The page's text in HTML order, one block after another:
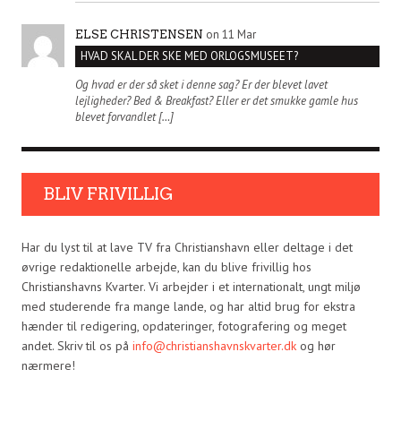
ELSE CHRISTENSEN on 11 Mar
HVAD SKAL DER SKE MED ORLOGSMUSEET?
Og hvad er der så sket i denne sag? Er der blevet lavet
lejligheder? Bed & Breakfast? Eller er det smukke gamle hus
blevet forvandlet […]
BLIV FRIVILLIG
Har du lyst til at lave TV fra Christianshavn eller deltage i det
øvrige redaktionelle arbejde, kan du blive frivillig hos
Christianshavns Kvarter. Vi arbejder i et internationalt, ungt miljø
med studerende fra mange lande, og har altid brug for ekstra
hænder til redigering, opdateringer, fotografering og meget
andet. Skriv til os på info@christianshavnskvarter.dk og hør
nærmere!